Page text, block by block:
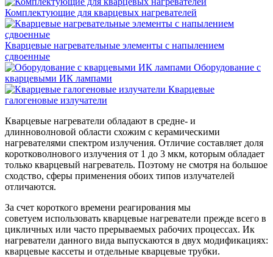
Комплектующие для кварцевых нагревателей
Кварцевые нагревательные элементы с напылением
сдвоенные
Оборудование с
кварцевыми ИК лампами
Кварцевые
галогеновые излучатели
Кварцевые нагреватели обладают в средне- и
длинноволновой области схожим с керамическими
нагревателями спектром излучения. Отличие составляет доля
коротковолнового излучения от 1 до 3 мкм, которым обладает
только кварцевый нагреватель. Поэтому не смотря на большое
сходство, сферы применения обоих типов излучателей
отличаются.
За счет короткого времени реагирования мы
советуем использовать кварцевые нагреватели прежде всего в
цикличных или часто прерываемых рабочих процессах. Ик
нагреватели данного вида выпускаются в двух модификациях:
кварцевые кассеты и отдельные кварцевые трубки.